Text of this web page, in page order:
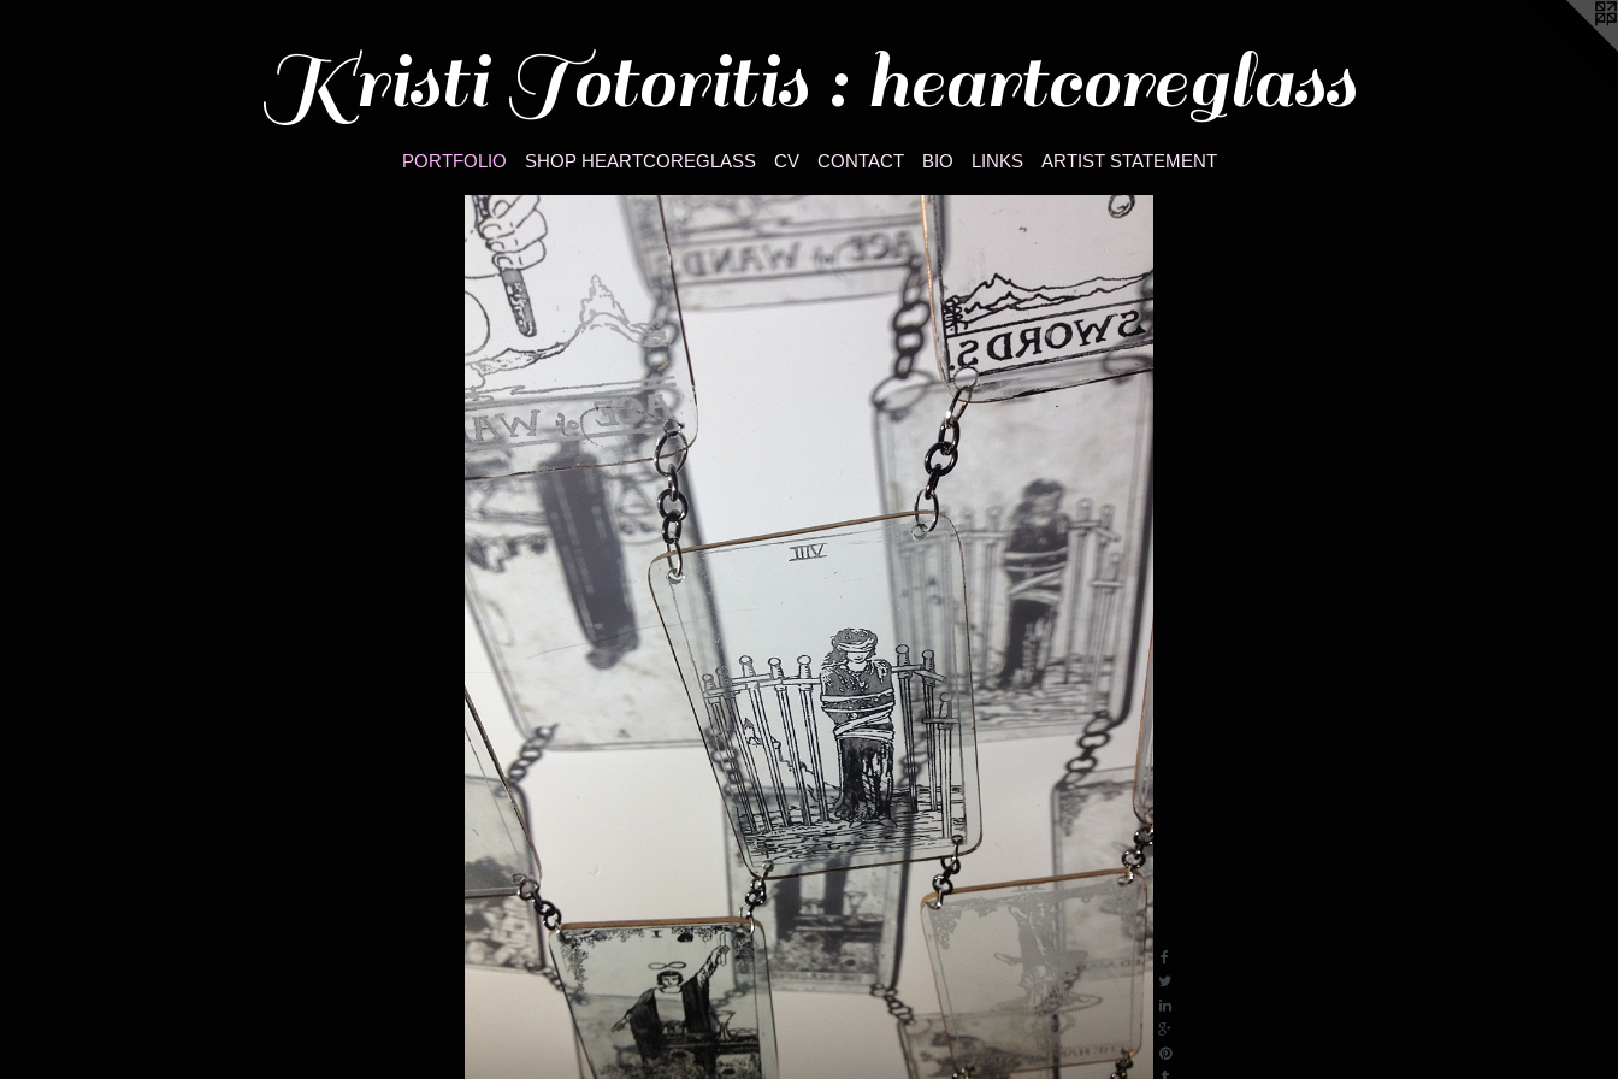
Kristi Totoritis : heartcoreglass
PORTFOLIO SHOP HEARTCOREGLASS CV CONTACT BIO LINKS ARTIST STATEMENT